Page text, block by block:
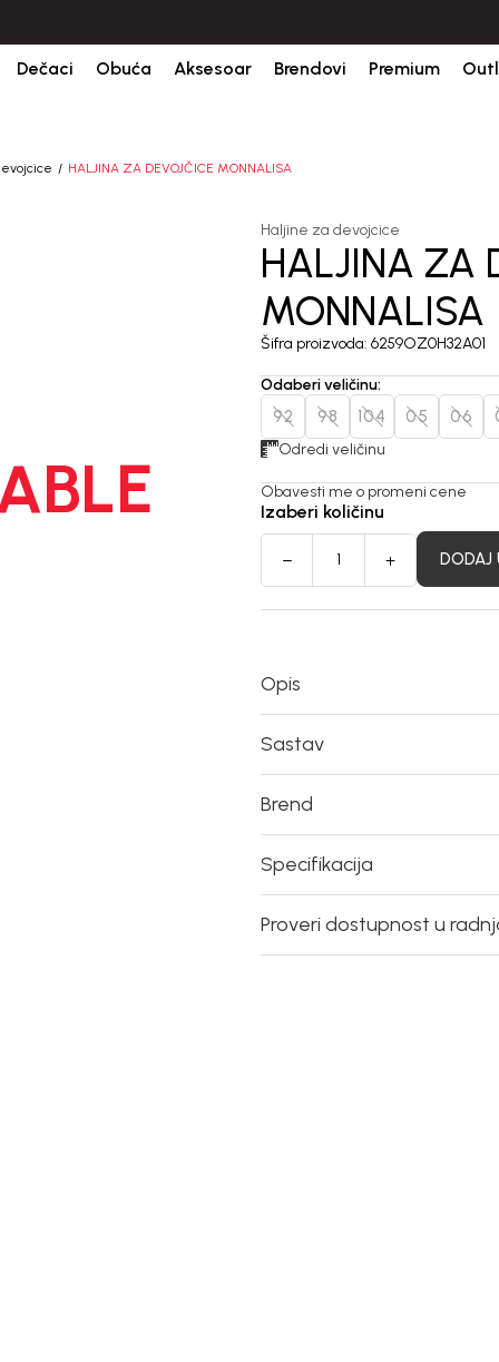
Dečaci Obuća Aksesoar Brendovi Premium
HALJINA ZA DEVOJČICE MONNALISA
Haljine za devojcice
HALJINA ZA
MONNALISA
Šifra proizvoda: 6259OZ0H32A01
Odaberi veličinu:
92 98 104 05 06
Odredi veličinu
Obavesti me o promeni cene
Izaberi količinu
DODAJ
Opis
Sastav
Brend
Specifikacija
Proveri dostupnost u